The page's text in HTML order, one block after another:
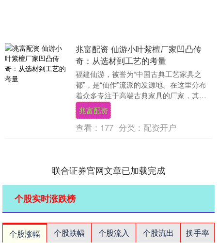
兆富配资 仙游小叶紫檀厂家凹凸传
奇：从选材到工艺的考量
福建仙游，被誉为“中国古典工艺家具之
都”，是“仙作”流派的发源地。在这里分布
着众多专注于高端古典家具的厂家，其中
以印度小叶紫檀为材质的家具厂家尤为引
人注目。对于....
兆富配资
查看： 177 分类： 配资开户
联合证券官网文章已加载完成
个股实时涨跌榜
个股涨幅 个股跌幅 个股流入 个股流出
换手率